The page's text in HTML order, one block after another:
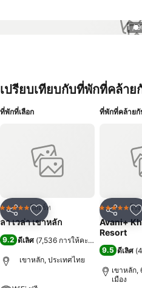
1 /
เปรียบเทียบกับที่พักที่คล้าย
ที่พักที่เลือก
แชร์ เพิ่มในรายการโปรด
5 ดาว รีสอร์ท
ลา เวล่า เขาหลัก
9.2 ดีเลิศ (7,536 การให้คะแนน
เขาหลัก, ประเทศไทย
ที่พักที่คล้ายกั
แชร์
5 ดาว โร
Avani+
Resort
9.5 ดีเลิศ (
เขาหลัก,
เมือง